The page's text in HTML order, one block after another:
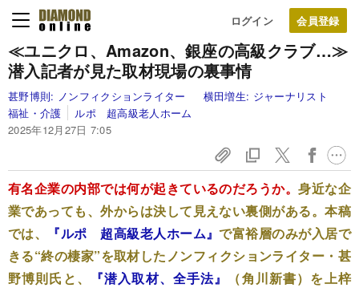
ログイン
≪ユニクロ、Amazon、銀座の高級クラブ…≫
潜入記者が見た取材現場の裏事情
甚野博則: ノンフィクションライター 横田増生: ジャーナリスト
福祉・介護
ルポ 超高級老人ホーム
2025年12月27日 7:05
有名企業の内部では何が起きているのだろうか。身近な企
業であっても、外からは決して見えない裏側がある。本稿
では、
『ルポ 超高級老人ホーム』で富裕層のみが入居で
きる“終の棲家”を取材したノンフィクションライター・甚
野博則氏と、
『潜入取材、全手法』
（角川新書）を上梓